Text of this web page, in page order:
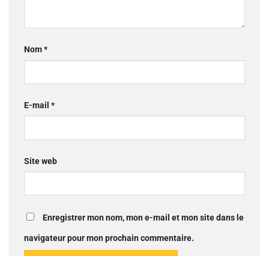
Nom*
E-mail *
Site web
Enregistrer mon nom, mon e-mail et mon site dans le
navigateur pour mon prochain commentaire.